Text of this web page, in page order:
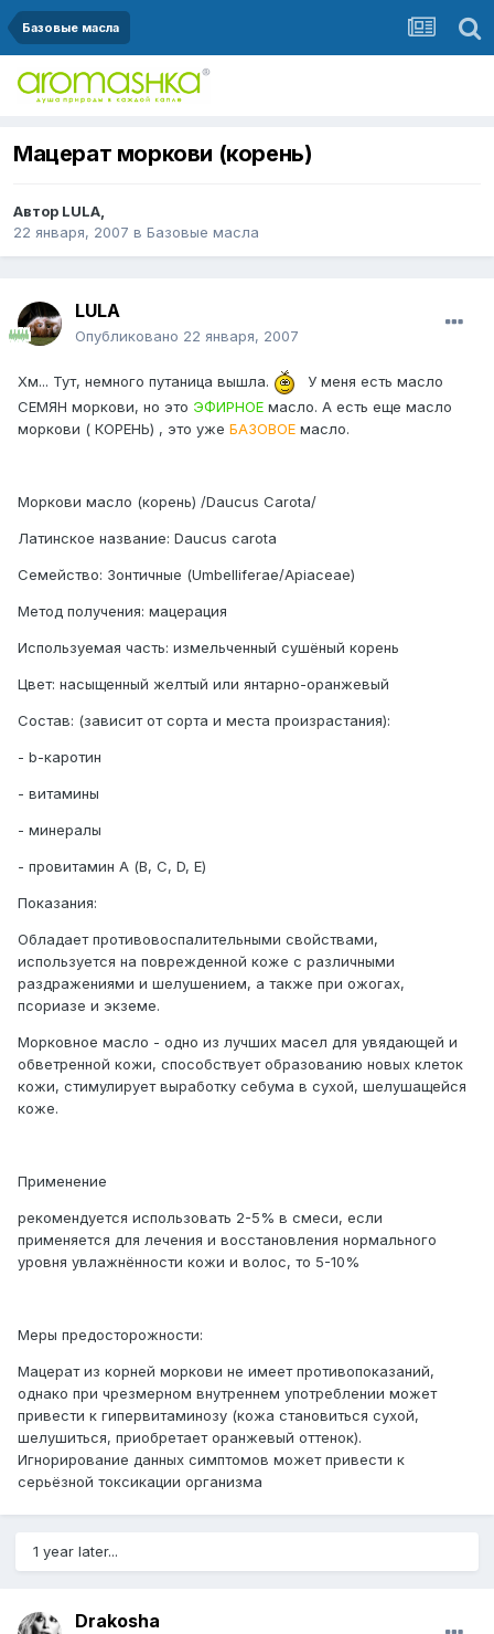
Базовые масла
Мацерат моркови (корень)
Автор LULA,
22 января, 2007 в Базовые масла
LULA
Опубликовано 22 января, 2007
Хм... Тут, немного путаница вышла.
У меня есть масло
СЕМЯН моркови, но это ЭФИРНОЕ масло. А есть еще масло
моркови ( КОРЕНЬ) , это уже БАЗОВОЕ масло.
Моркови масло (корень) /Daucus Carota/
Латинское название: Daucus carota
Семейство: Зонтичные (Umbelliferae/Apiaceae)
Метод получения: мацерация
Используемая часть: измельченный сушёный корень
Цвет: насыщенный желтый или янтарно-оранжевый
Состав: (зависит от сорта и места произрастания):
- b-каротин
- витамины
- минералы
- провитамин А (B, C, D, E)
Показания:
Обладает противовоспалительными свойствами,
используется на поврежденной коже с различными
раздражениями и шелушением, а также при ожогах,
псориазе и экземе.
Морковное масло - одно из лучших масел для увядающей и
обветренной кожи, способствует образованию новых клеток
кожи, стимулирует выработку себума в сухой, шелушащейся
коже.
Применение
рекомендуется использовать 2-5% в смеси, если
применяется для лечения и восстановления нормального
уровня увлажнённости кожи и волос, то 5-10%
Меры предосторожности:
Мацерат из корней моркови не имеет противопоказаний,
однако при чрезмерном внутреннем употреблении может
привести к гипервитаминозу (кожа становиться сухой,
шелушиться, приобретает оранжевый оттенок).
Игнорирование данных симптомов может привести к
серьёзной токсикации организма
1 year later...
Drakosha